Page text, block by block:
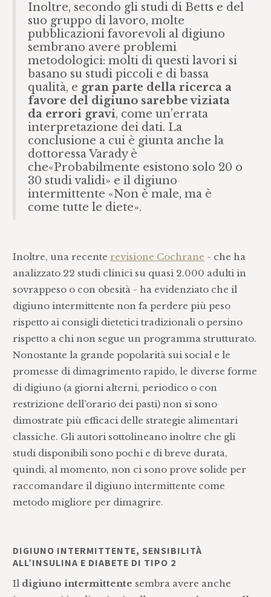
Inoltre, secondo gli studi di Betts e del
suo gruppo di lavoro, molte
pubblicazioni favorevoli al digiuno
sembrano avere problemi
metodologici: molti di questi lavori si
basano su studi piccoli e di bassa
qualità, e gran parte della ricerca a
favore del digiuno sarebbe viziata
da errori gravi, come un’errata
interpretazione dei dati. La
conclusione a cui è giunta anche la
dottoressa Varady è
che«Probabilmente esistono solo 20 o
30 studi validi» e il digiuno
intermittente «Non è male, ma è
come tutte le diete».
Inoltre, una recenterevisione Cochrane - che ha
analizzato 22 studi clinici su quasi 2.000 adulti in
sovrappeso o con obesità - ha evidenziato che il
digiuno intermittente non fa perdere più peso
rispetto ai consigli dietetici tradizionali o persino
rispetto a chi non segue un programma strutturato.
Nonostante la grande popolarità sui social e le
promesse di dimagrimento rapido, le diverse forme
di digiuno (a giorni alterni, periodico o con
restrizione dell’orario dei pasti) non si sono
dimostrate più efficaci delle strategie alimentari
classiche. Gli autori sottolineano inoltre che gli
studi disponibili sono pochi e di breve durata,
quindi, al momento, non ci sono prove solide per
raccomandare il digiuno intermittente come
metodo migliore per dimagrire.
DIGIUNO INTERMITTENTE, SENSIBILITÀ
ALL’INSULINA E DIABETE DI TIPO 2
Il digiuno intermittente sembra avere anche